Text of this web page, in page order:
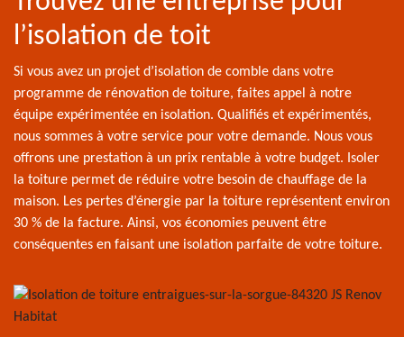
l’isolation de toit
Si vous avez un projet d’isolation de comble dans votre
programme de rénovation de toiture, faites appel à notre
équipe expérimentée en isolation. Qualifiés et expérimentés,
nous sommes à votre service pour votre demande. Nous vous
offrons une prestation à un prix rentable à votre budget. Isoler
la toiture permet de réduire votre besoin de chauffage de la
maison. Les pertes d’énergie par la toiture représentent environ
30 % de la facture. Ainsi, vos économies peuvent être
conséquentes en faisant une isolation parfaite de votre toiture.